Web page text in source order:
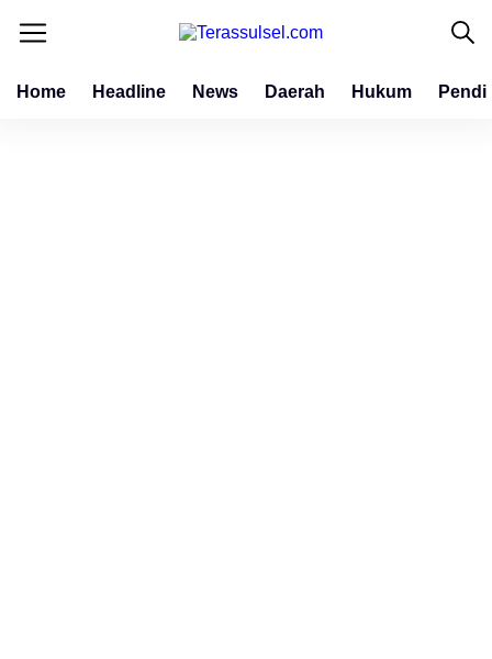
Home Headline News Daerah Hukum